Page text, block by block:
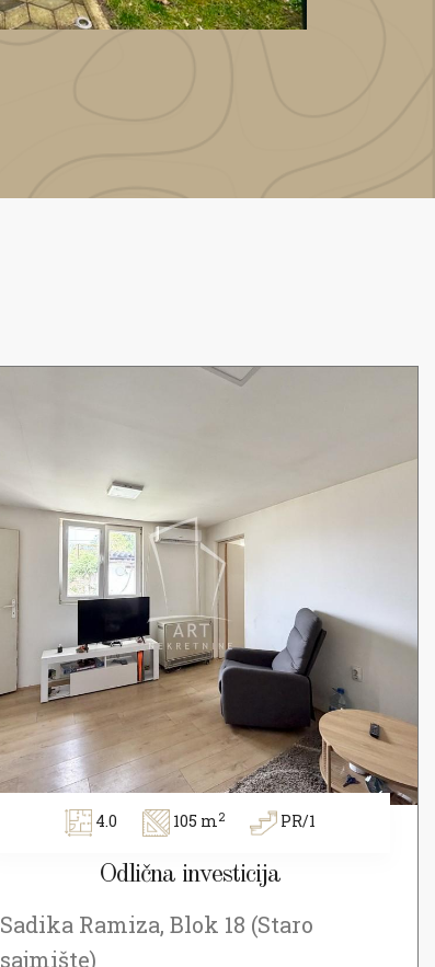
4.0 105 m2 PR/1
Odlična investicija
Sadika Ramiza, Blok 18 (Staro
sajmište)